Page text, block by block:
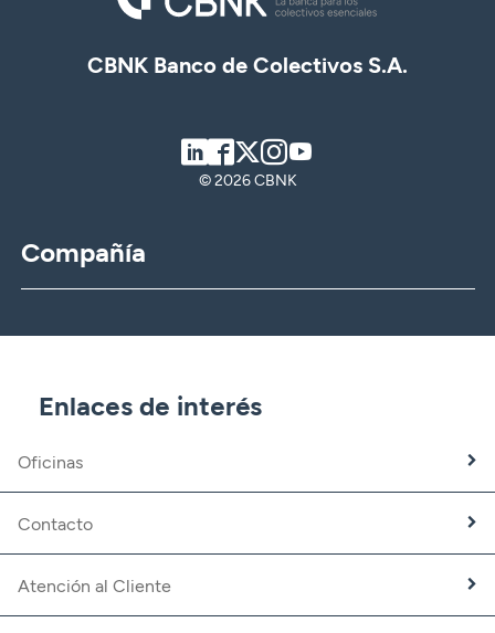
CBNK Banco de Colectivos S.A.
LinkedIn
Facebook
TwitterInstagram
© 2026 CBNK
Compañía
CBNK Gestión de Activos
Banca Partner
Trabaja con nosotros
Fundación CBNK
Enlaces de interés
Oficinas
Contacto
Atención al Cliente